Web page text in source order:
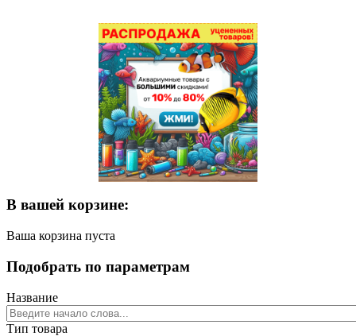
В вашей корзине:
Ваша корзина пуста
Подобрать по параметрам
Название
Тип товара